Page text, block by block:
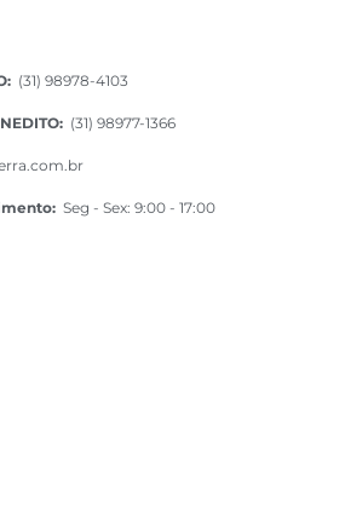
(31) 98978-4103
(31) 98977-1366
Seg - Sex: 9:00 - 17:00